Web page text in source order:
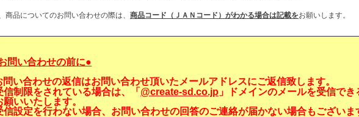
商品についてのお問い合わせの際は、 商品コード（ＪＡＮコード）がわかる場合は記載をお願いします。
問い合わせの前に●
問い合わせの返信はお問い合わせ頂いたメールアドレスにご返信致します。
信制限をされている場合は、「 @create-sd.co.jp 」ドメインのメールを受信で
願いいたします。
信設定を行わない場合、お問い合わせの回答のご連絡が届かない場合もございま